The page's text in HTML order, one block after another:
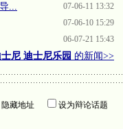
07-06-11 13:32
...
07-06-10 15:29
06-07-21 15:43
尼 迪士尼乐园 的新闻>>
隐藏地址
设为辩论话题